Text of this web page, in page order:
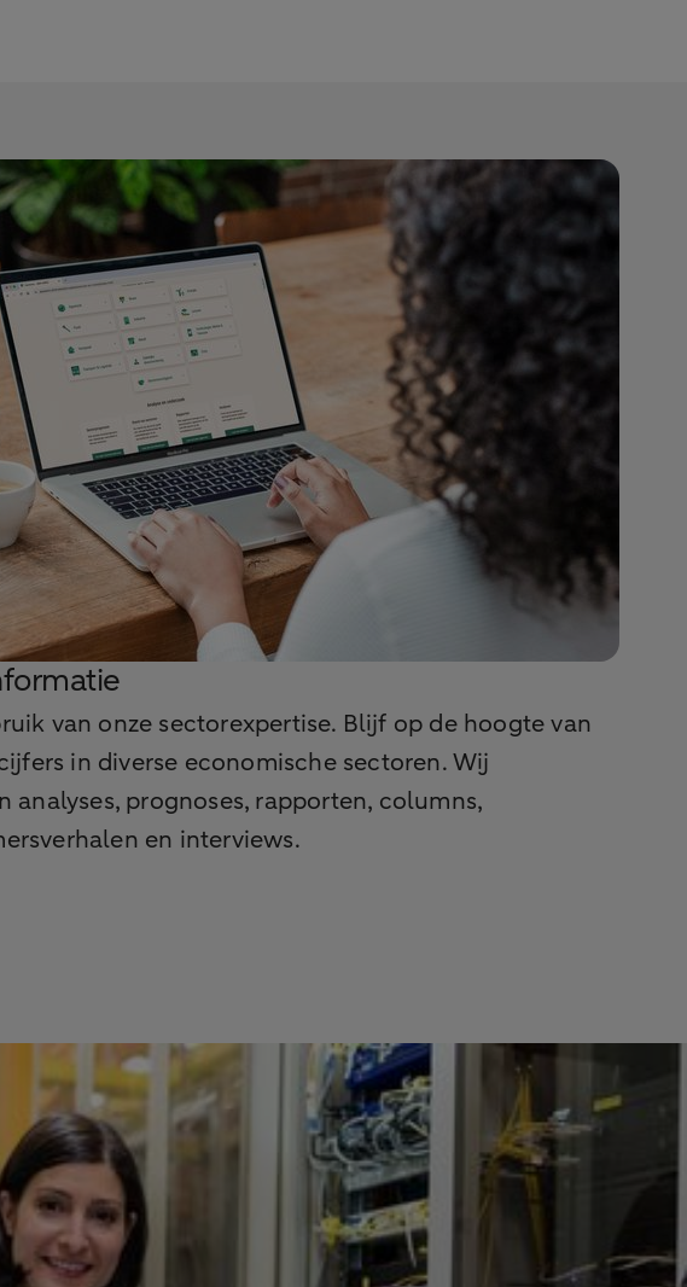
van onze sectorexpertise. Blijf op de hoogte van
in diverse economische sectoren. Wij
analyses, prognoses, rapporten, columns,
en interviews.